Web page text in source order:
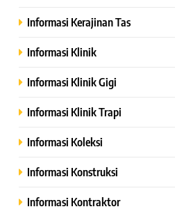
Informasi Kerajinan Tas
Informasi Klinik
Informasi Klinik Gigi
Informasi Klinik Trapi
Informasi Koleksi
Informasi Konstruksi
Informasi Kontraktor